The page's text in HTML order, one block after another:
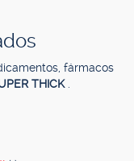
fármacos
THICK